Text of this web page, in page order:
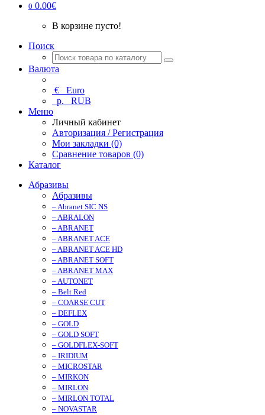
0 0.00€
В корзине пусто!
Поиск
Валюта
€ Euro
р. RUB
Меню
Личный кабинет
Авторизация / Регистрация
Мои закладки (0)
Сравнение товаров (0)
Каталог
Абразивы
Абразивы
– Abranet SIC NS
– ABRALON
– ABRANET
– ABRANET ACE
– ABRANET ACE HD
– ABRANET SOFT
– ABRANET MAX
– AUTONET
– Belt Red
– COARSE CUT
– DEFLEX
– GOLD
– GOLD SOFT
– GOLDFLEX-SOFT
– IRIDIUM
– MICROSTAR
– MIRKON
– MIRLON
– MIRLON TOTAL
– NOVASTAR